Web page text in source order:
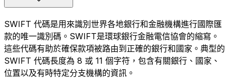
SWIFT 代碼是用來識別世界各地銀行和金融機構進行國際匯
款的唯一識別碼。SWIFT是環球銀行金融電信協會的縮寫。
這些代碼有助於確保款項被路由到正確的銀行和國家。典型的
SWIFT 代碼長度為 8 或 11 個字符，包含有關銀行、國家、
位置以及有時特定分支機構的資訊。